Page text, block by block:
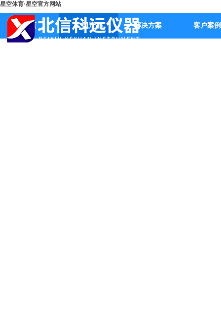
星空体育·星空官方网站
首页 公司产品 解决方案 客户案例